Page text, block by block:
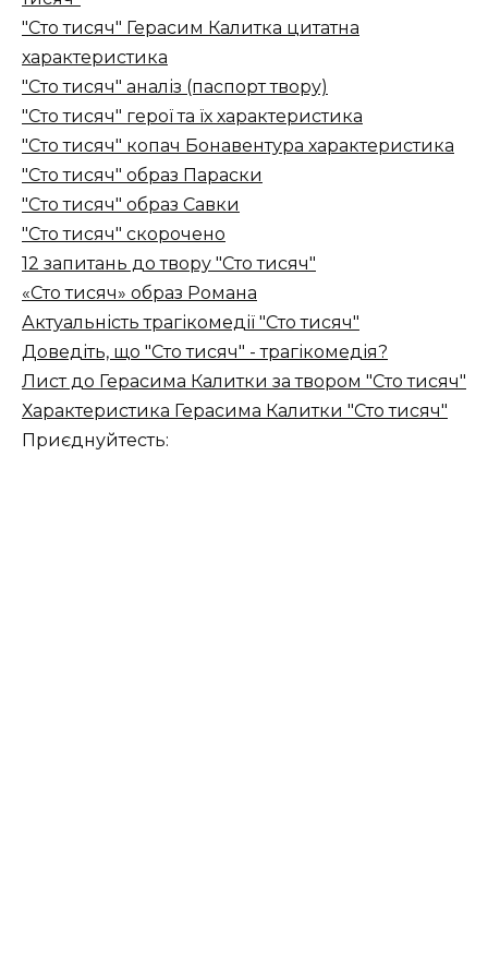
"Сто тисяч" Герасим Калитка цитатна
характеристика
"Сто тисяч" аналіз (паспорт твору)
"Сто тисяч" герої та їх характеристика
"Сто тисяч" копач Бонавентура характеристика
"Сто тисяч" образ Параски
"Сто тисяч" образ Савки
"Сто тисяч" скорочено
12 запитань до твору "Сто тисяч"
«Сто тисяч» образ Романа
Актуальність трагікомедії "Сто тисяч"
Доведіть, що "Сто тисяч" - трагікомедія?
Лист до Герасима Калитки за твором "Сто тисяч"
Характеристика Герасима Калитки "Сто тисяч"
Приєднуйтесть: